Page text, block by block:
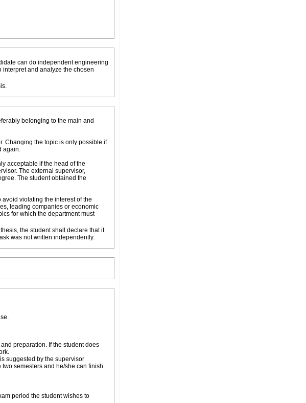
can do independent engineering
and analyze the chosen
belonging to the main and
Changing the topic is only possible if
again.
acceptable if the head of the
The external supervisor,
The student obtained the
violating the interest of the
leading companies or economic
for which the department must
the student shall declare that it
was not written independently.
preparation. If the student does
suggested by the supervisor
semesters and he/she can finish
period the student wishes to